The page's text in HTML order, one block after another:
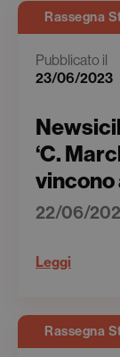
Rassegna
Pubblicato il
23/06/2023
‘C.
vincono
22/06/
Leggi
Rassegna